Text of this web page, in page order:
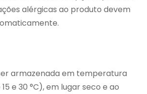
alérgicas ao produto devem
armazenada em temperatura
e 30 °C), em lugar seco e ao